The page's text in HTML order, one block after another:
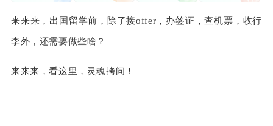
来来来，出国留学前，除了接offer，办签证，查机票，收行
李外，还需要做些啥？
来来来，看这里，灵魂拷问！